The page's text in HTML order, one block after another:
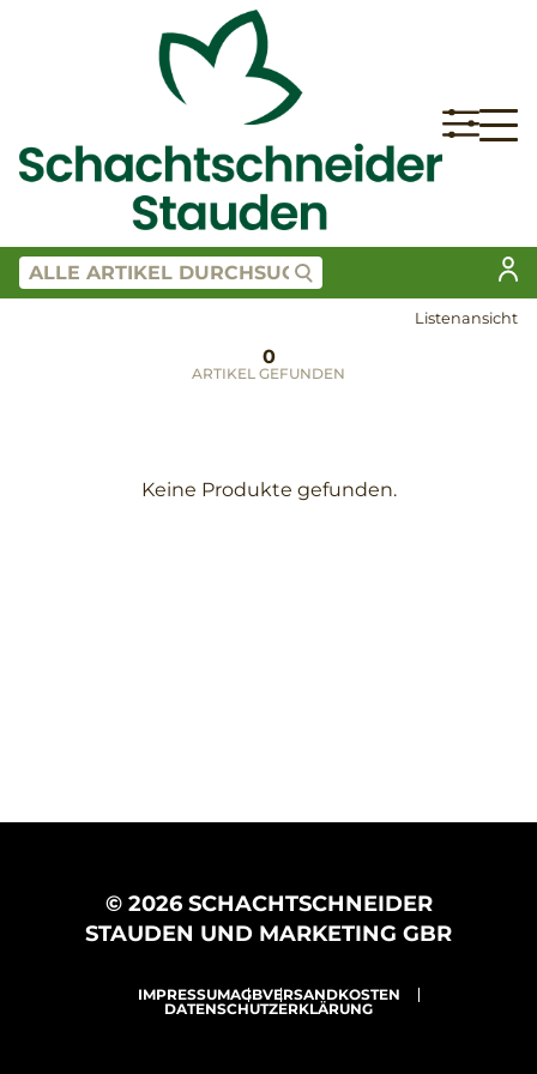
Listenansicht
0
ARTIKEL GEFUNDEN
Keine Produkte gefunden.
© 2026 SCHACHTSCHNEIDER
STAUDEN UND MARKETING GBR
IMPRESSUMAGBVERSANDKOSTEN
DATENSCHUTZERKLÄRUNG